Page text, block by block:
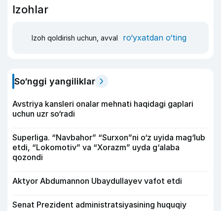
Izohlar
Izoh qoldirish uchun, avval ro‘yxatdan o‘ting
So‘nggi yangiliklar
Avstriya kansleri onalar mehnati haqidagi gaplari
uchun uzr so‘radi
Superliga. “Navbahor” “Surxon”ni o‘z uyida mag‘lub
etdi, “Lokomotiv” va “Xorazm” uyda g‘alaba
qozondi
Aktyor Abdu­mannon Ubaydullayev vafot etdi
Senat Prezident administratsiyasining huquqiy